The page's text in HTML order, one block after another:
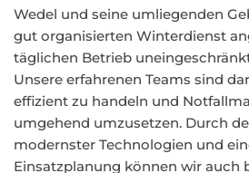
Wedel und seine umliegenden
gut organisierten Winterdienst
täglichen Betrieb
Unsere erfahrenen Teams sind
effizient zu handeln und
umgehend umzusetzen. Durch
modernster Technologien und
Einsatzplanung können wir auch